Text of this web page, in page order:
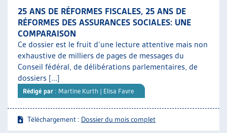
25 ANS DE RÉFORMES FISCALES, 25 ANS DE
RÉFORMES DES ASSURANCES SOCIALES: UNE
COMPARAISON
Ce dossier est le fruit d’une lecture attentive mais non
exhaustive de milliers de pages de messages du
Conseil fédéral, de délibérations parlementaires, de
dossiers [...]
Rédigé par : Martine Kurth | Elisa Favre
Téléchargement : Dossier du mois complet